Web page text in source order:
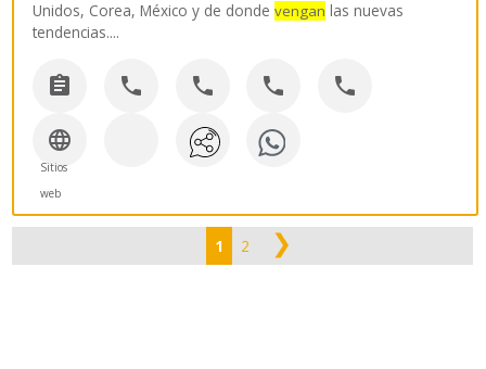
Unidos, Corea, México y de dondevengan las nuevas
tendencias....
    

Sitios
web
1 2 ❯